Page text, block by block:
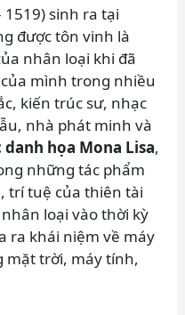
1519) sinh ra tại
được tôn vinh là
nhân loại khi đã
mình trong nhiều
kiến trúc sư, nhạc
nhà phát minh và
danh họa Mona Lisa,
những tác phẩm
trí tuệ của thiên tài
loại vào thời kỳ
ra khái niệm về máy
mặt trời, máy tính,